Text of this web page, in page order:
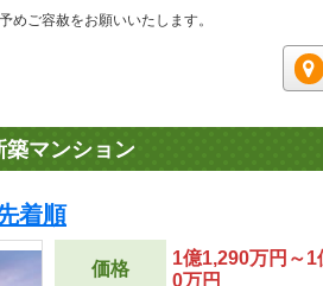
めご容赦をお願いいたします。
築マンション
着順
価格
1億1,290万円～1
0万円